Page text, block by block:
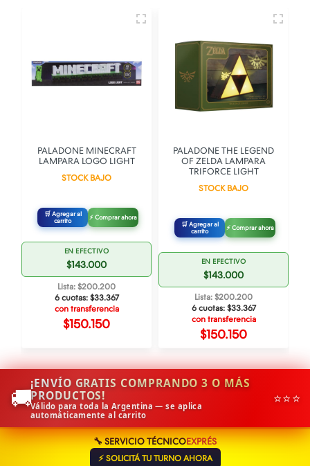
PALADONE MINECRAFT
LAMPARA LOGO LIGHT
STOCK BAJO
🛒 Agregar al
carrito
⚡ Comprar ahora
EN EFECTIVO
$143.000
Lista: $200.200
6 cuotas: $33.367
con transferencia
$150.150
PALADONE THE LEGEND
OF ZELDA LAMPARA
TRIFORCE LIGHT
STOCK BAJO
🛒 Agregar al
carrito
⚡ Comprar ahora
EN EFECTIVO
$143.000
Lista: $200.200
6 cuotas: $33.367
con transferencia
$150.150
🚚¡ENVÍO GRATIS COMPRANDO 3 O MÁS
PRODUCTOS!
Válido para toda la Argentina — se aplica
automáticamente al carrito
⭐⭐⭐
🔧 SERVICIO TÉCNICOEXPRÉS
⚡ SOLICITÁ TU TURNO AHORA